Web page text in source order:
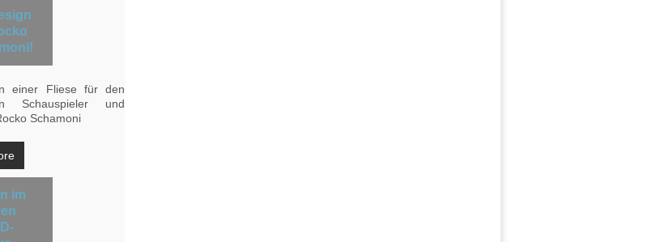
einer Fliese für den
Schauspieler und
Schamoni
im